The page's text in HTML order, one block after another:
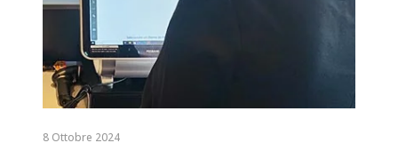
8 Ottobre 2024